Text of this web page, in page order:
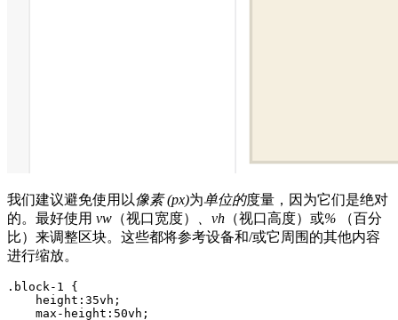
我们建议避免使用以像素 (px)为单位的度量，因为它们是绝对
的。最好使用 vw （视口宽度） 、vh （视口高度）或%
（百分
比）来调整区块。这些都将参考设备和/或它周围的其他内容
进行缩放。
.block-1 {
    height:35vh;
    max-height:50vh;